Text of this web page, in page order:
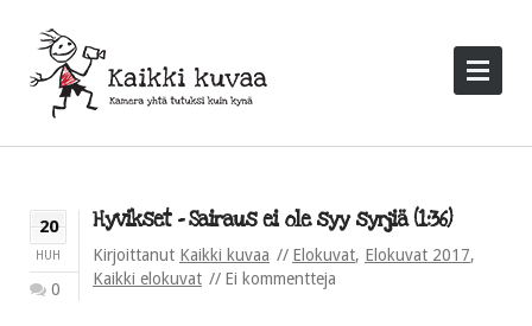
20
HUH
0
Hyvikset – Sairaus ei ole syy syrjiä (1:36)
Kirjoittanut Kaikki kuvaa Elokuvat, Elokuvat 2017,
Kaikki elokuvat
Ei kommentteja